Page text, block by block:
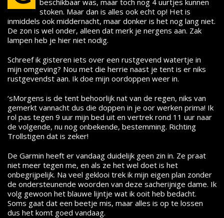
stoken. Maar dan is alles ook echt op! Het is
inmiddels ook middernacht, maar donker is het nog lang niet.
De zon is wel onder, alleen dat merk je nergens aan. Zak
lampen heb je hier niet nodig.
Schreef ik gisteren iets over een rustgevend watertje in
mijn omgeving? Nou met die herrie naast je tent is er niks
rustgevendst aan. Ik doe mijn oordoppen weer in.
‘sMorgens is de tent behoorlijk nat van de regen, niks van
gemerkt vannacht dus die doppen in je oor werken prima! Ik
rol pas tegen 9 uur mijn bed uit en vertrek rond 11 uur naar
de volgende, nu nog onbekende, bestemming. Richting
Trollstigen dat is zeker!
De Garmin heeft er vandaag duidelijk geen zin in. Ze praat
niet meer tegen me, en als ze het wel doet is het
onbegrijpelijk. Na veel geklooi trek ik mijn eigen plan zonder
de ondersteunende woorden van deze sacherijnige dame. Ik
volg gewoon het blauwe lijntje wat ik ooit heb bedacht.
Soms gaat dat een beetje mis, maar alles is op te lossen
dus het komt goed vandaag.